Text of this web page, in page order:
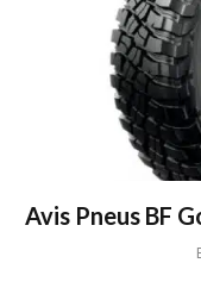
Avis Pneus BF